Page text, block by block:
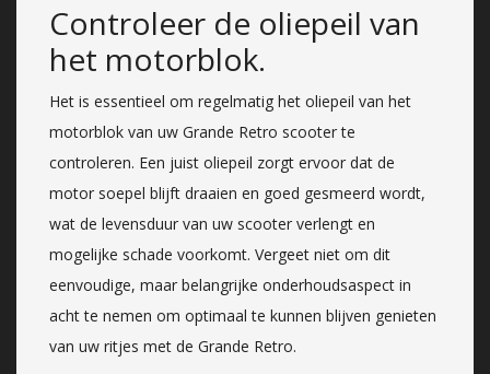
Controleer de oliepeil van
het motorblok.
Het is essentieel om regelmatig het oliepeil van het
motorblok van uw Grande Retro scooter te
controleren. Een juist oliepeil zorgt ervoor dat de
motor soepel blijft draaien en goed gesmeerd wordt,
wat de levensduur van uw scooter verlengt en
mogelijke schade voorkomt. Vergeet niet om dit
eenvoudige, maar belangrijke onderhoudsaspect in
acht te nemen om optimaal te kunnen blijven genieten
van uw ritjes met de Grande Retro.